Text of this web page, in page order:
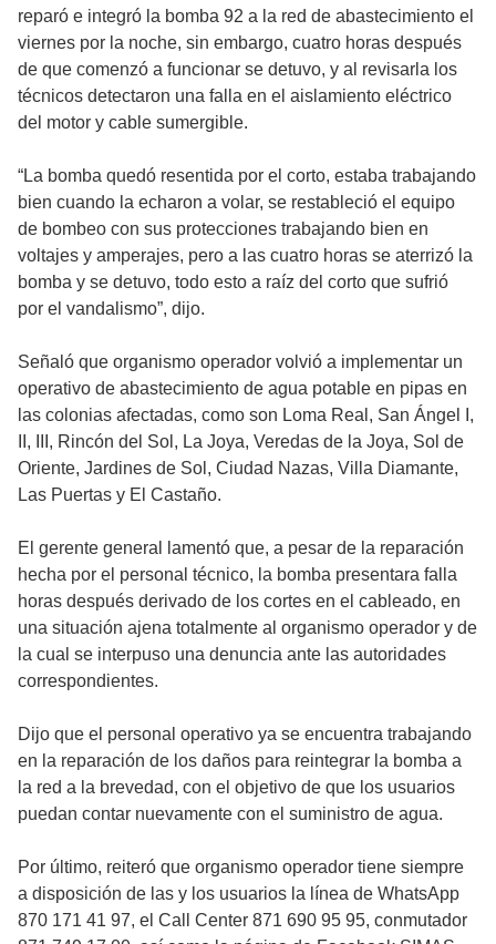
reparó e integró la bomba 92 a la red de abastecimiento el
viernes por la noche, sin embargo, cuatro horas después
de que comenzó a funcionar se detuvo, y al revisarla los
técnicos detectaron una falla en el aislamiento eléctrico
del motor y cable sumergible.
“La bomba quedó resentida por el corto, estaba trabajando
bien cuando la echaron a volar, se restableció el equipo
de bombeo con sus protecciones trabajando bien en
voltajes y amperajes, pero a las cuatro horas se aterrizó la
bomba y se detuvo, todo esto a raíz del corto que sufrió
por el vandalismo”, dijo.
Señaló que organismo operador volvió a implementar un
operativo de abastecimiento de agua potable en pipas en
las colonias afectadas, como son Loma Real, San Ángel I,
II, III, Rincón del Sol, La Joya, Veredas de la Joya, Sol de
Oriente, Jardines de Sol, Ciudad Nazas, Villa Diamante,
Las Puertas y El Castaño.
El gerente general lamentó que, a pesar de la reparación
hecha por el personal técnico, la bomba presentara falla
horas después derivado de los cortes en el cableado, en
una situación ajena totalmente al organismo operador y de
la cual se interpuso una denuncia ante las autoridades
correspondientes.
Dijo que el personal operativo ya se encuentra trabajando
en la reparación de los daños para reintegrar la bomba a
la red a la brevedad, con el objetivo de que los usuarios
puedan contar nuevamente con el suministro de agua.
Por último, reiteró que organismo operador tiene siempre
a disposición de las y los usuarios la línea de WhatsApp
870 171 41 97, el Call Center 871 690 95 95, conmutador